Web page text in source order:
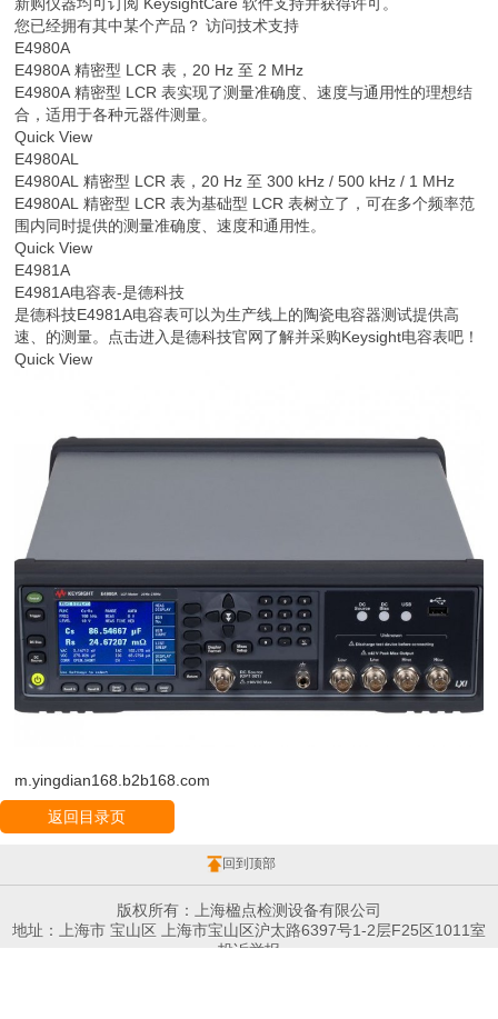
新购仪器均可订阅 KeysightCare 软件支持并获得许可。
您已经拥有其中某个产品？ 访问技术支持
E4980A
E4980A 精密型 LCR 表，20 Hz 至 2 MHz
E4980A 精密型 LCR 表实现了测量准确度、速度与通用性的理想结
合，适用于各种元器件测量。
Quick View
E4980AL
E4980AL 精密型 LCR 表，20 Hz 至 300 kHz / 500 kHz / 1 MHz
E4980AL 精密型 LCR 表为基础型 LCR 表树立了，可在多个频率范
围内同时提供的测量准确度、速度和通用性。
Quick View
E4981A
E4981A电容表-是德科技
是德科技E4981A电容表可以为生产线上的陶瓷电容器测试提供高
速、的测量。点击进入是德科技官网了解并采购Keysight电容表吧！
Quick View
m.yingdian168.b2b168.com
返回目录页
回到顶部
版权所有：上海楹点检测设备有限公司
地址：上海市 宝山区 上海市宝山区沪太路6397号1-2层F25区1011室
投诉举报